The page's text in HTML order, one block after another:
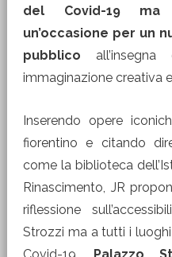
del Covid-19
un’occasione per un
pubblico
immaginazione creativa
Inserendo opere
fiorentino e citando
come la biblioteca
Rinascimento, JR
riflessione
Strozzi ma a tutti i